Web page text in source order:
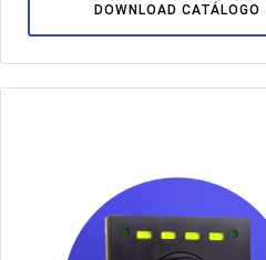
DOWNLOAD CATÁLOGO